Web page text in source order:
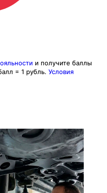
и получите баллы
= 1 рубль. Условия